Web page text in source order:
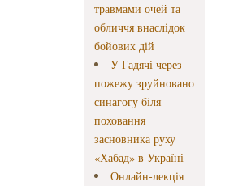
травмами очей та
обличчя внаслідок
бойових дій
У Гадячі через
пожежу зруйновано
синагогу біля
поховання
засновника руху
«Хабад» в Україні
Онлайн-лекція